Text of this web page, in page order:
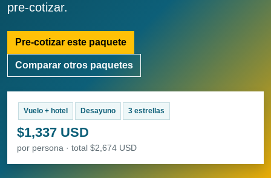
pre-cotizar.
Pre-cotizar este paquete
Comparar otros paquetes
Vuelo + hotel Desayuno 3 estrellas
$1,337 USD
por persona · total $2,674 USD